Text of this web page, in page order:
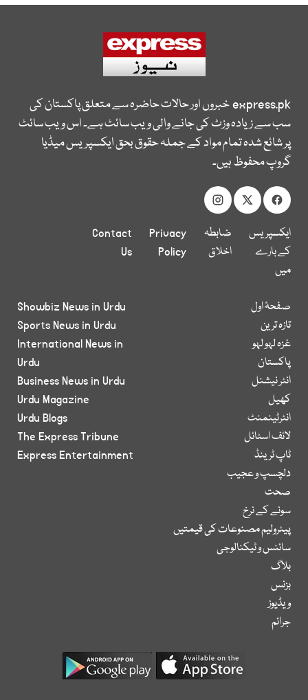
express.pkخبروں اور حالات حاضرہ سے متعلق پاکستان کی
سب سے زیادہ وزٹ کی جانے والی ویب سائٹ ہے۔ اس ویب سائٹ
پر شائع شدہ تمام مواد کے جملہ حقوق بحق ایکسپریس میڈیا
گروپ محفوظ ہیں۔
ایکسپریس
کے بارے
میں
ضابطہ
اخلاق
Privacy
Policy
Contact
Us
صفحۂ اول
تازہ ترین
غزہ لہو لہو
پاکستان
انٹر نیشنل
کھیل
انٹرٹینمنٹ
لائف اسٹائل
ٹاپ ٹرینڈ
دلچسپ و عجیب
صحت
سونے کے نرخ
پیٹرولیم مصنوعات کی قیمتیں
سائنس و ٹیکنالوجی
بلاگ
بزنس
ویڈیوز
جرائم
Showbiz News in Urdu
Sports News in Urdu
International News in
Urdu
Business News in Urdu
Urdu Magazine
Urdu Blogs
The Express Tribune
Express Entertainment